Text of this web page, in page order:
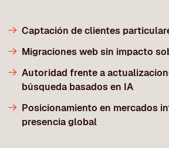
Captación de clientes
Migraciones web sin impacto
Autoridad frente a
búsqueda basados en IA
Posicionamiento en mercados
presencia global